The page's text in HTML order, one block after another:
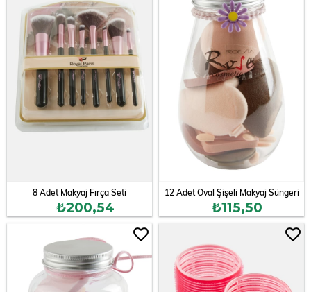
8 Adet Makyaj Fırça Seti
₺200,54
12 Adet Oval Şişeli Makyaj Süngeri
₺115,50